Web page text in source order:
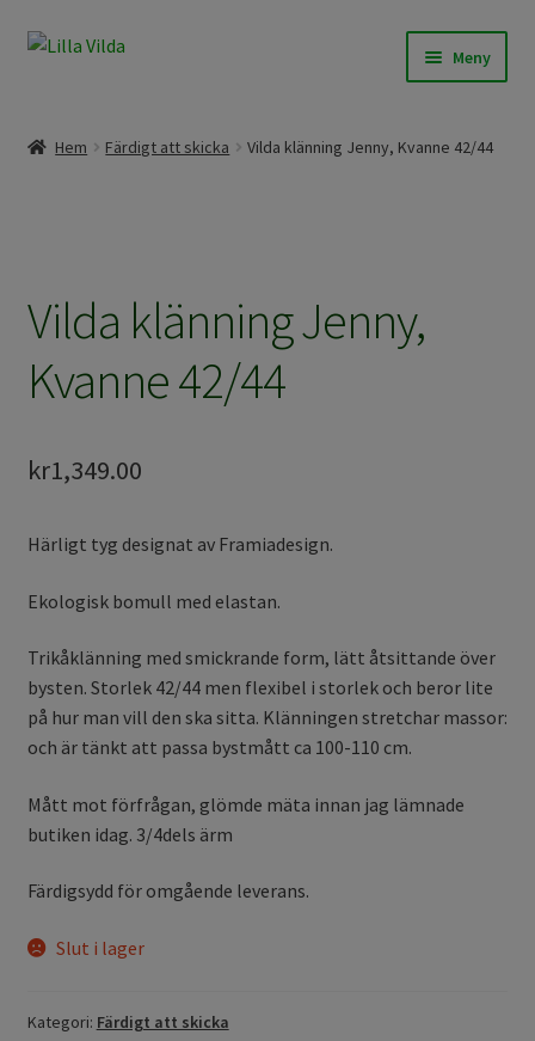
Hoppa
Hoppa
Meny
Om Lilla Vilda
Övrigt / Info
Hem Färdigt att skicka Vilda klänning Jenny, Kvanne 42/44
Vilda klänning Jenny,
Kvanne 42/44
kr1,349.00
Härligt tyg designat av Framiadesign.
Ekologisk bomull med elastan.
Trikåklänning med smickrande form, lätt åtsittande över
bysten. Storlek 42/44 men flexibel i storlek och beror lite
på hur man vill den ska sitta. Klänningen stretchar massor:
och är tänkt att passa bystmått ca 100-110 cm.
Mått mot förfrågan, glömde mäta innan jag lämnade
butiken idag. 3/4dels ärm
Färdigsydd för omgående leverans.
Slut i lager
Kategori: Färdigt att skicka